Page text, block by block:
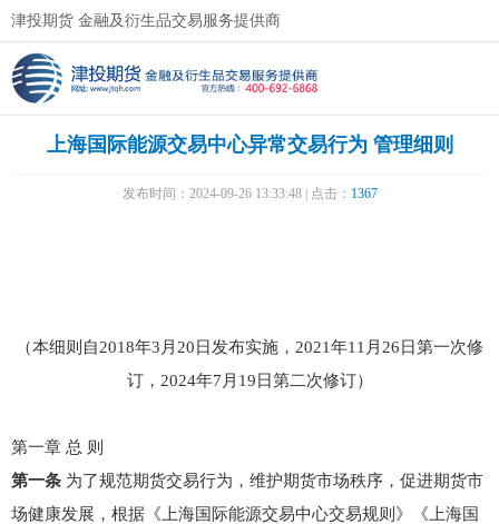
津投期货 金融及衍生品交易服务提供商
上海国际能源交易中心异常交易行为 管理细则
发布时间：2024-09-26 13:33:48 | 点击： 1367
（本细则自2018年3月20日发布实施，2021年11月26日第一次修
订，2024年7月19日第二次修订）
第一章 总 则
第一条 为了规范期货交易行为，维护期货市场秩序，促进期货市
场健康发展，根据《上海国际能源交易中心交易规则》《上海国